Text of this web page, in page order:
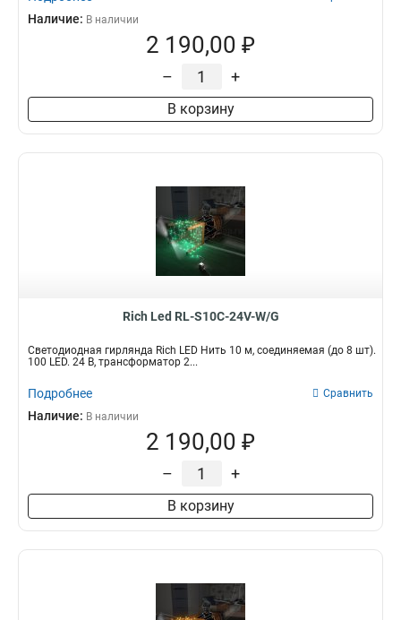
Наличие: В наличии
2 190,00 ₽
– +
В корзину
Rich Led RL-S10C-24V-W/G
Светодиодная гирлянда Rich LED Нить 10 м, соединяемая (до 8 шт).
100 LED. 24 B, трансформатор 2...
Подробнее Сравнить
Наличие: В наличии
2 190,00 ₽
– +
В корзину